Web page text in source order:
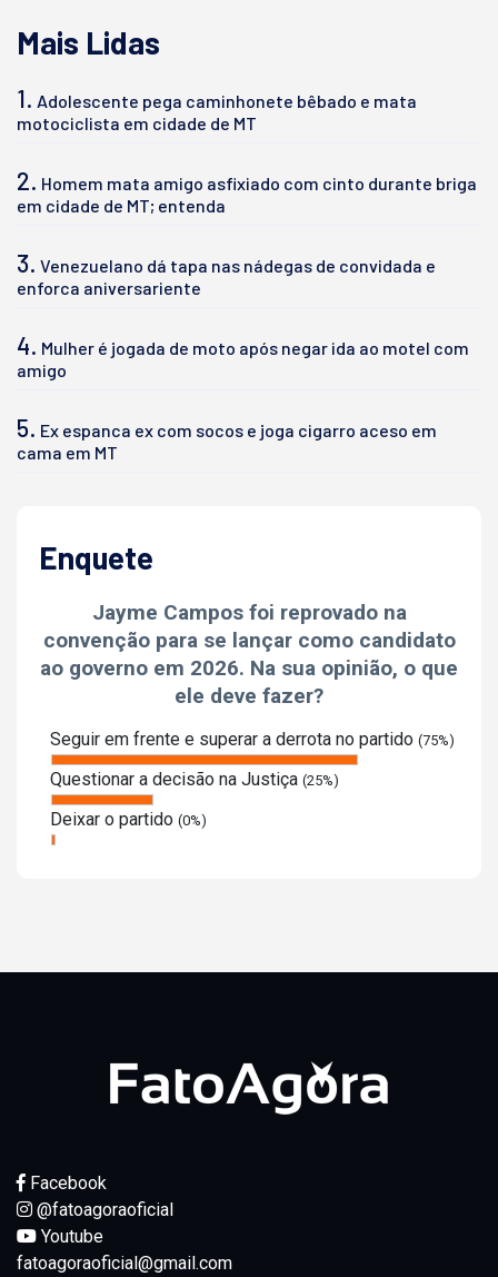
Mais Lidas
1. Adolescente pega caminhonete bêbado e mata
motociclista em cidade de MT
2. Homem mata amigo asfixiado com cinto durante briga
em cidade de MT; entenda
3. Venezuelano dá tapa nas nádegas de convidada e
enforca aniversariente
4. Mulher é jogada de moto após negar ida ao motel com
amigo
5. Ex espanca ex com socos e joga cigarro aceso em
cama em MT
Enquete
Jayme Campos foi reprovado na
convenção para se lançar como candidato
ao governo em 2026. Na sua opinião, o que
ele deve fazer?
Seguir em frente e superar a derrota no partido (75%)
Questionar a decisão na Justiça (25%)
Deixar o partido (0%)
Facebook
@fatoagoraoficial
Youtube
fatoagoraoficial@gmail.com